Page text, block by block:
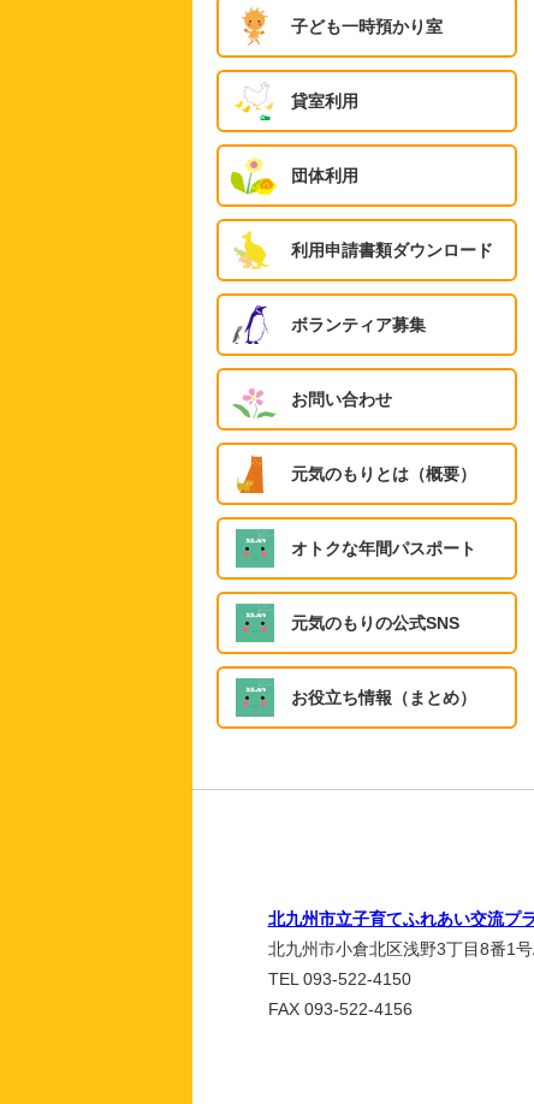
子ども一時預かり室
貸室利用
団体利用
利用申請書類ダウンロード
ボランティア募集
お問い合わせ
元気のもりとは（概要）
オトクな年間パスポート
元気のもりの公式SNS
お役立ち情報（まとめ）
北九州市立子育てふれあい交流プ
北九州市小倉北区浅野3丁目8番1
TEL 093-522-4150
FAX 093-522-4156